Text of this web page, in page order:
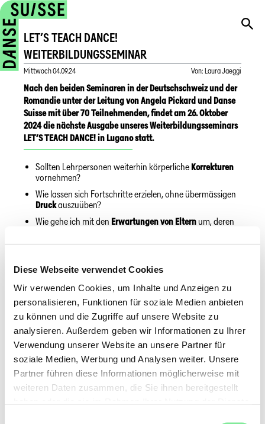
Diese Webseite verwendet Cookies
Wir verwenden Cookies, um Inhalte und Anzeigen zu
personalisieren, Funktionen für soziale Medien anbieten
zu können und die Zugriffe auf unsere Website zu
analysieren. Außerdem geben wir Informationen zu Ihrer
Verwendung unserer Website an unsere Partner für
soziale Medien, Werbung und Analysen weiter. Unsere
Partner führen diese Informationen möglicherweise mit
weiteren Daten zusammen, die Sie ihnen bereitgestellt
LET’S TEACH DANCE!
WEITERBILDUNGSSEMINAR
Mittwoch04.09.24 Von: Laura Jaeggi
Nach den beiden Seminaren in der Deutschschweiz und der
Romandie unter der Leitung von Angela Pickard und Danse
Suisse mit über 70 Teilnehmenden, findet am 26. Oktober
2024 die nächste Ausgabe unseres Weiterbildungsseminars
LET’S TEACH DANCE! in Lugano statt.
Sollten Lehrpersonen weiterhin körperliche Korrekturen
vornehmen?
Wie lassen sich Fortschritte erzielen, ohne übermässigen
Druckauszuüben?
Wie gehe ich mit den Erwartungen von Eltern um, deren
ethischen, verantwortungsbewussten und professionellen
Region erhalten die Möglichkeit, ihre Erfahrungen
auszutauschen und ihre Unterrichtspraxis zu bereichern.
Warum teilnehmen?
In der heutigen Tanzunterrichtslandschaft ist es von grösster
Bedeutung, einesichere,unterstützendeund
wertschätzende
Lernumgebung
zu schaffen. Dieses Seminar
leitet Professor →Angela Pickard , Direktorin des Sidney de
Haan Research Centre for Arts and Health an der Universität